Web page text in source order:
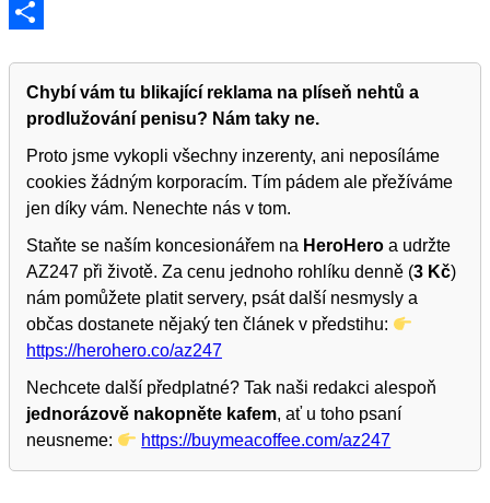
Mastodon
Chybí vám tu blikající reklama na plíseň nehtů a
prodlužování penisu? Nám taky ne.
Proto jsme vykopli všechny inzerenty, ani neposíláme
cookies žádným korporacím. Tím pádem ale přežíváme
jen díky vám. Nenechte nás v tom.
Staňte se naším koncesionářem na HeroHero a udržte
AZ247 při životě. Za cenu jednoho rohlíku denně (3 Kč)
nám pomůžete platit servery, psát další nesmysly a
občas dostanete nějaký ten článek v předstihu:
https://herohero.co/az247
Nechcete další předplatné? Tak naši redakci alespoň
jednorázově nakopněte kafem, ať u toho psaní
neusneme:
https://buymeacoffee.com/az247